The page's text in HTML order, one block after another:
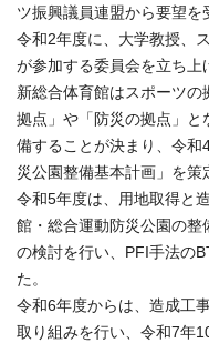
ツ振興議員連盟から要望を
令和2年度に、大学教授、
が参加する委員会を立ち上
新総合体育館はスポーツ
拠点」や「防災の拠点」
備することが決まり、令
災公園整備基本計画」を策
令和5年度は、用地取得と
館・総合運動防災公園の整
の検討を行い、PFI手法の
た。
令和6年度からは、造成工
取り組みを行い、令和7年